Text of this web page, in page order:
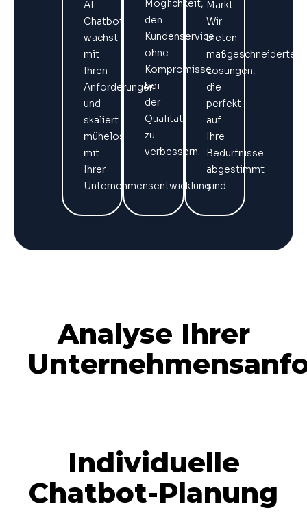
AI
Chatbot
wächst
mit
Ihren
Anforderungen
und
skaliert
mühelos
mit
Ihrer
Unternehmensentwicklung.
Möglichkeit,
den
Kundenservice
ohne
Kompromisse
bei
der
Qualität
zu
verbessern.
Markt.
Wir
bieten
maßgeschneiderte
Lösungen,
die
perfekt
auf
Ihre
Bedürfnisse
abgestimmt
sind.
Analyse Ihrer
Individuelle
Chatbot-Planung